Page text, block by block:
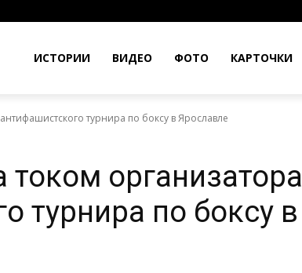
ИСТОРИИ ВИДЕО ФОТО КАРТОЧКИ
турнира по боксу в Ярославле
организатора
турнира по боксу в